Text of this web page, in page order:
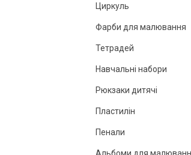
Циркуль
Фарби для малювання
Тетрадей
Навчальні набори
Рюкзаки дитячі
Пластилін
Пенали